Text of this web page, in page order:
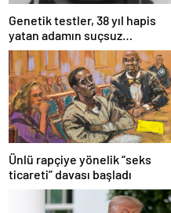
Genetik testler, 38 yıl hapis
yatan adamın suçsuz
olduğunu ortaya çıkardı
Ünlü rapçiye yönelik “seks
ticareti” davası başladı